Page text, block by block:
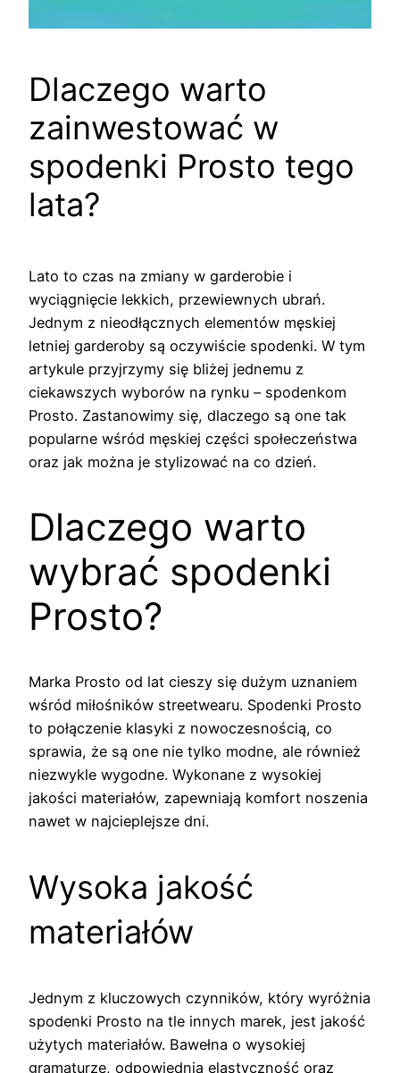
Dlaczego warto
zainwestować w
spodenki Prosto tego
lata?
Lato to czas na zmiany w garderobie i
wyciągnięcie lekkich, przewiewnych ubrań.
Jednym z nieodłącznych elementów męskiej
letniej garderoby są oczywiście spodenki. W tym
artykule przyjrzymy się bliżej jednemu z
ciekawszych wyborów na rynku – spodenkom
Prosto. Zastanowimy się, dlaczego są one tak
popularne wśród męskiej części społeczeństwa
oraz jak można je stylizować na co dzień.
Dlaczego warto
wybrać spodenki
Prosto?
Marka Prosto od lat cieszy się dużym uznaniem
wśród miłośników streetwearu. Spodenki Prosto
to połączenie klasyki z nowoczesnością, co
sprawia, że są one nie tylko modne, ale również
niezwykle wygodne. Wykonane z wysokiej
jakości materiałów, zapewniają komfort noszenia
nawet w najcieplejsze dni.
Wysoka jakość
materiałów
Jednym z kluczowych czynników, który wyróżnia
spodenki Prosto na tle innych marek, jest jakość
użytych materiałów. Bawełna o wysokiej
gramaturze, odpowiednia elastyczność oraz